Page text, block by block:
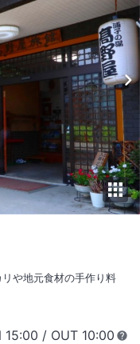
や地元食材の手作り料
チェックイン
15:00 / OUT チェック
10:00